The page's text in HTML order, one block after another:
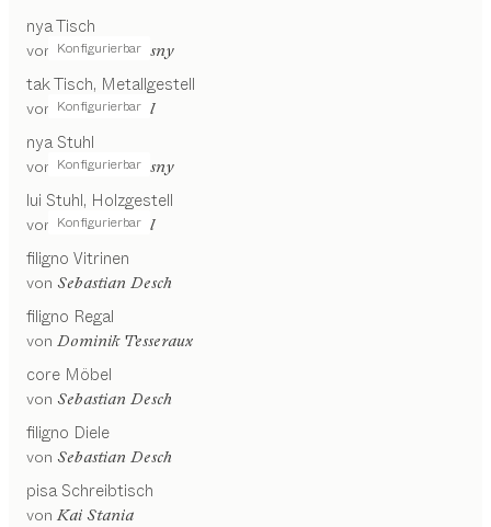
Konfigurierbar
nyaTisch
von Stephanie Jasny
Konfigurierbar
takTisch Metallgestell
von Jacob Strobel
Konfigurierbar
nyaStuhl
von Stephanie Jasny
Konfigurierbar
lui Stuhl Holzgestell
von Jacob Strobel
filigno Vitrinen
von Sebastian Desch
filigno Regal
von Dominik Tesseraux
core Möbel
von Sebastian Desch
filigno Diele
von Sebastian Desch
pisaSchreibtisch
von Kai Stania